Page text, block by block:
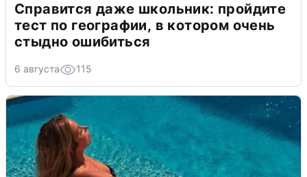
Справится даже школьник: пройдите
тест по географии, в котором очень
стыдно ошибиться
6 августа 115